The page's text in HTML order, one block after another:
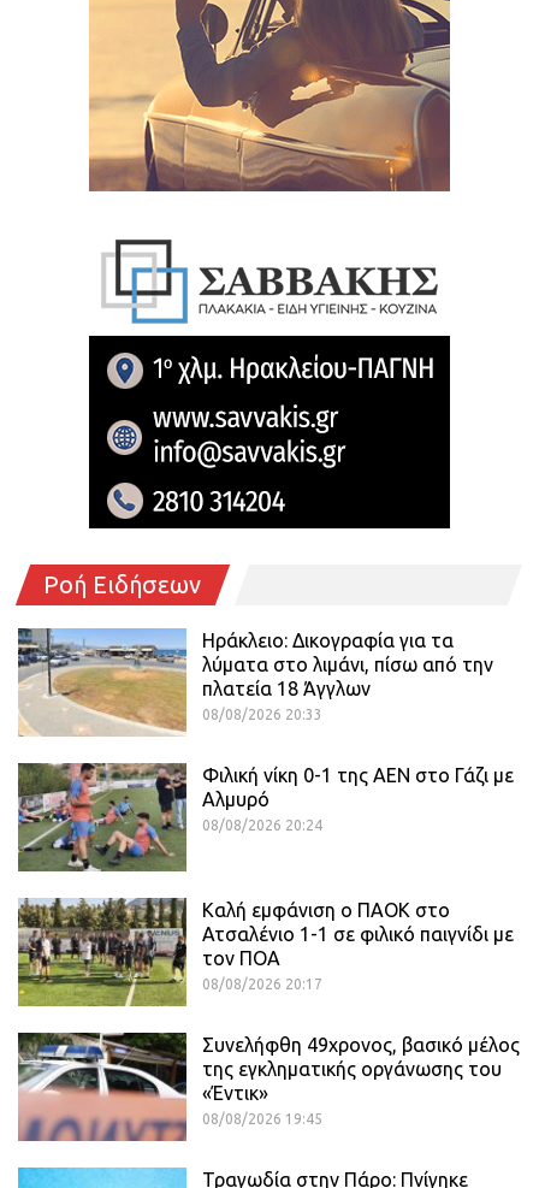
Ροή Ειδήσεων
Ηράκλειο: Δικογραφία για τα
λύματα στο λιμάνι, πίσω από την
πλατεία 18 Άγγλων
08/08/2026 20:33
Φιλική νίκη 0-1 της ΑΕΝ στο Γάζι με
Αλμυρό
08/08/2026 20:24
Καλή εμφάνιση ο ΠΑΟΚ στο
Ατσαλένιο 1-1 σε φιλικό παιγνίδι με
τον ΠΟΑ
08/08/2026 20:17
Συνελήφθη 49χρονος, βασικό μέλος
της εγκληματικής οργάνωσης του
«Έντικ»
08/08/2026 19:45
Τραγωδία στην Πάρο: Πνίγηκε